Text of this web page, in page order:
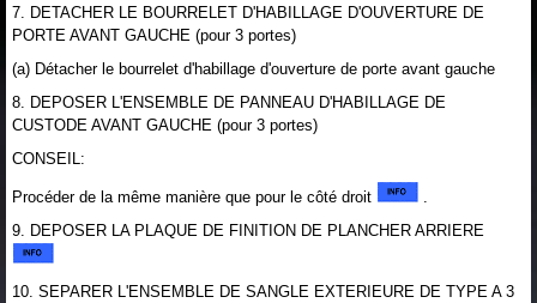
7. DETACHER LE BOURRELET D'HABILLAGE D'OUVERTURE DE
PORTE AVANT GAUCHE (pour 3 portes)
(a) Détacher le bourrelet d'habillage d'ouverture de porte avant gauche
8. DEPOSER L'ENSEMBLE DE PANNEAU D'HABILLAGE DE
CUSTODE AVANT GAUCHE (pour 3 portes)
CONSEIL:
Procéder de la même manière que pour le côté droit
9. DEPOSER LA PLAQUE DE FINITION DE PLANCHER ARRIERE
10. SEPARER L'ENSEMBLE DE SANGLE EXTERIEURE DE TYPE A 3